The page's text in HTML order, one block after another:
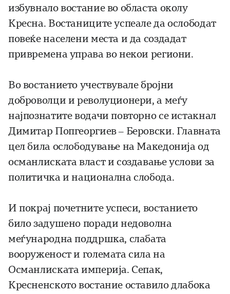
избувнало востание во областа околу
Кресна. Востаниците успеале да ослободат
повеќе населени места и да создадат
привремена управа во некои региони.
Во востанието учествувале бројни
доброволци и револуционери, а меѓу
најпознатите водачи повторно се истакнал
Димитар Попгеоргиев – Беровски. Главната
цел била ослободување на Македонија од
османлиската власт и создавање услови за
политичка и национална слобода.
И покрај почетните успеси, востанието
било задушено поради недоволна
меѓународна поддршка, слабата
вооруженост и големата сила на
Османлиската империја. Сепак,
Кресненското востание оставило длабока